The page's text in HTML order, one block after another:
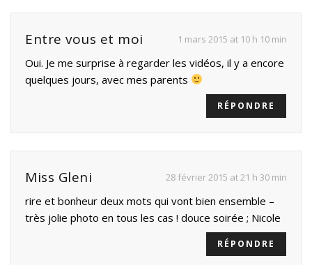
Entre vous et moi 1 mars 2015 at 10 h 10 min
Oui. Je me surprise à regarder les vidéos, il y a encore
quelques jours, avec mes parents
RÉPONDRE
Miss Gleni 28 février 2015 at 21 h 30 min
rire et bonheur deux mots qui vont bien ensemble –
très jolie photo en tous les cas ! douce soirée ; Nicole
RÉPONDRE